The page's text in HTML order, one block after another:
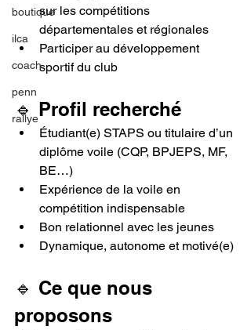
boutique
ilca
coach
penn
rallye
sur les compétitions
départementales et régionales
Participer au développement
sportif du club
🔹 Profil recherché
Étudiant(e) STAPS ou titulaire d’un
diplôme voile (CQP, BPJEPS, MF,
BE…)
Expérience de la voile en
compétition indispensable
Bon relationnel avec les jeunes
Dynamique, autonome et motivé(e)
🔹 Ce que nous
proposons